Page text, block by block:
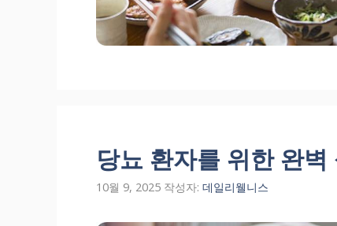
당뇨 환자를 위한 완
10월 9, 2025 작성자: 데일리웰니스